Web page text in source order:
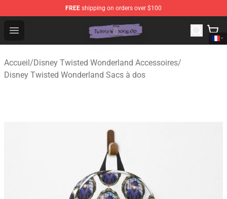
FREE shipping on orders over $100
Open menu
Twisted Wonderland Store - Official Twisted
Accueil/Disney Twisted Wonderland Accessoires/
Disney Twisted Wonderland Sacs à dos